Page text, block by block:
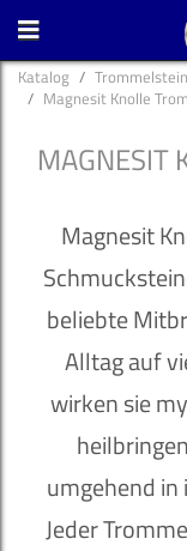
Katalog
Magnesit Knolle
MAGNESIT
Magnesit
beliebte
Alltag auf
wirken sie
umgehend
Jeder